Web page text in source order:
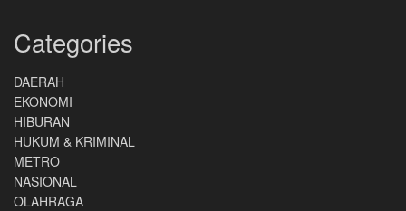
Categories
DAERAH
EKONOMI
HIBURAN
HUKUM & KRIMINAL
METRO
NASIONAL
OLAHRAGA